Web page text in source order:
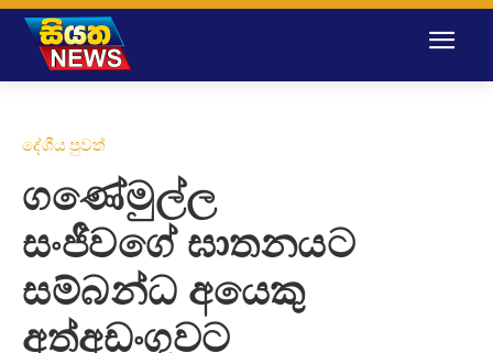
දේශීය පුවත්
ගණේමුල්ල
සංජීවගේ ඝාතනයට
සම්බන්ධ අයෙකු
අත්අඩංගුවට